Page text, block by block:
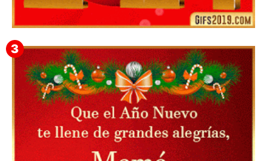
Feliz Año Nuevo 2024 Mi Amor ❤️ Mensajes, Frases y
GIFs